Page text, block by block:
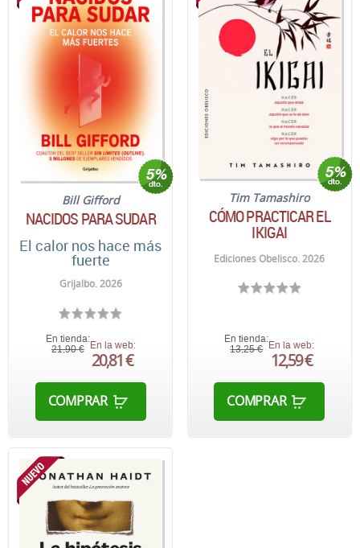
Bill Gifford
NACIDOS PARA SUDAR
El calor nos hace más
fuerte
Grijalbo. 2026
En tienda:
21,90 € En la web:
20,81 €
COMPRAR
Tim Tamashiro
CÓMO PRACTICAR EL
IKIGAI
Ediciones Obelisco. 2026
En tienda:
13,25 €
En la web:
12,59 €
COMPRAR